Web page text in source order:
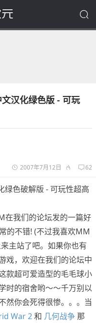
汉化绿色版 - 可玩
2007年7月12日 62
在我们的论坛发的一篇好
的不错! (不过我喜欢MM
主站了吧。如果你也有
戏，欢迎在我们的论坛中
款超可爱造型的毛毛球小
时的宿舍哟～～千万别以
然你会死得很惨。。。当
War 2和 几何战争那